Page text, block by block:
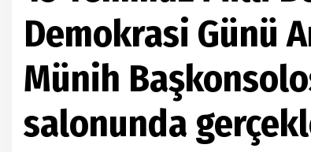
Demokrasi Günü
Münih
salonunda